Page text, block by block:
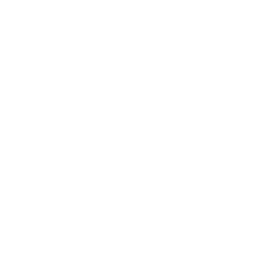
l’Abri Doré de Trois-Pistoles
de la Pointe de Rivière-du-Loup
Parc du Mont Citadelle, à St-Honoré
de la Pointe de Rivière-du-Loup
Pohénégamook